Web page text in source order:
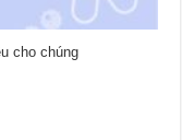
cho chúng